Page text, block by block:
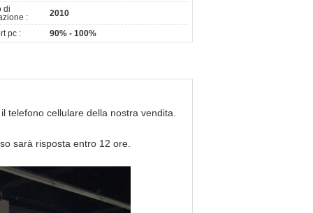
di
:
2010
pc : 90% - 100%
telefono cellulare della nostra vendita.
sarà risposta entro 12 ore.